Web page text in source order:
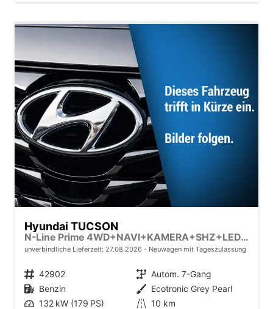
Hyundai TUCSON
N-Line Prime 4WD+NAVI+KAMERA+SHZ+LED+19''ALU+PDC
unverbindliche Lieferzeit: 27.08.2026 Neuwagen mit Tageszulassung
Fahrzeugnr. 42902 Getriebe Autom. 7-Gang
Kraftstoff Benzin Außenfarbe Ecotronic Grey Pearl
Leistung 132 kW (179 PS) Kilometerstand 10 km